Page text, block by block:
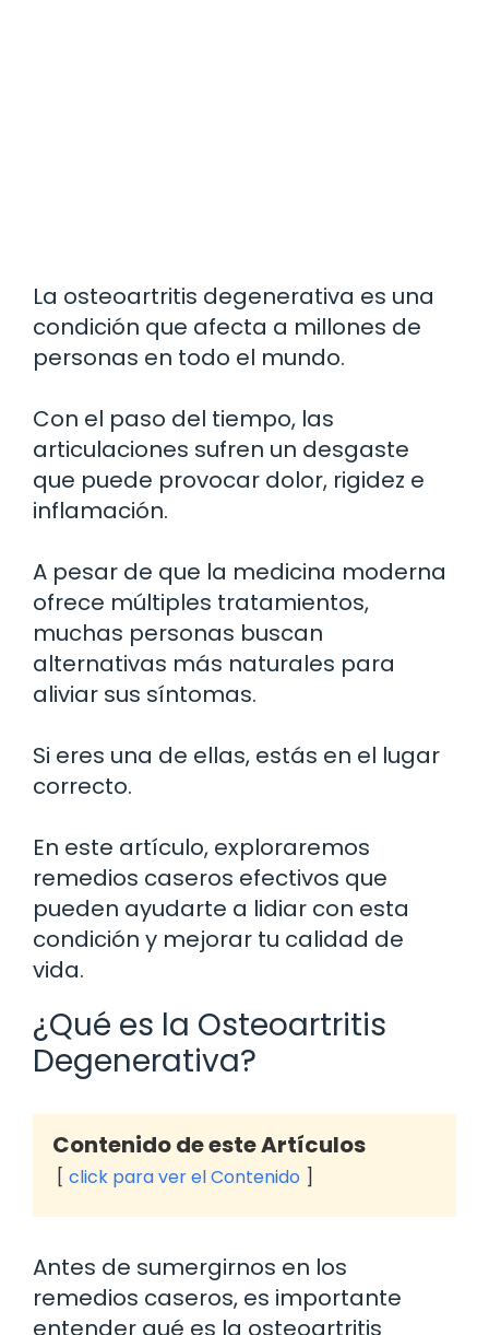
La osteoartritis degenerativa es una
condición que afecta a millones de
personas en todo el mundo.
Con el paso del tiempo, las
articulaciones sufren un desgaste
que puede provocar dolor, rigidez e
inflamación.
A pesar de que la medicina moderna
ofrece múltiples tratamientos,
muchas personas buscan
alternativas más naturales para
aliviar sus síntomas.
Si eres una de ellas, estás en el lugar
correcto.
En este artículo, exploraremos
remedios caseros efectivos que
pueden ayudarte a lidiar con esta
condición y mejorar tu calidad de
vida.
¿Qué es la Osteoartritis
Degenerativa?
Contenido de este Artículos
click para ver el Contenido
Antes de sumergirnos en los
remedios caseros, es importante
entender qué es la osteoartritis